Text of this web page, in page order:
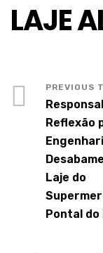
LAJE
Reflexão
Laje do
Pontal do